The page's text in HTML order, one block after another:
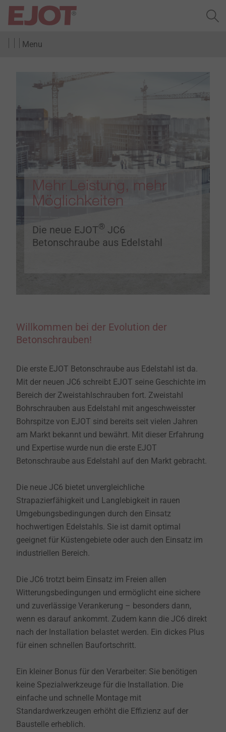
Menu
Mehr Leistung, mehr
Möglichkeiten
Die neue EJOT® JC6
Betonschraube aus Edelstahl
Willkommen bei der Evolution der
Betonschrauben!
Die erste EJOT Betonschraube aus Edelstahl ist da.
Mit der neuen JC6 schreibt EJOT seine Geschichte im
Bereich der Zweistahlschrauben fort. Zweistahl
Bohrschrauben aus Edelstahl mit angeschweisster
Bohrspitze von EJOT sind bereits seit vielen Jahren
am Markt bekannt und bewährt. Mit dieser Erfahrung
und Expertise wurde nun die erste EJOT
Betonschraube aus Edelstahl auf den Markt gebracht.
Die neue JC6 bietet unvergleichliche
Strapazierfähigkeit und Langlebigkeit in rauen
Umgebungsbedingungen durch den Einsatz
hochwertigen Edelstahls. Sie ist damit optimal
geeignet für Küstengebiete oder auch den Einsatz im
industriellen Bereich.
Die JC6 trotzt beim Einsatz im Freien allen
Witterungsbedingungen und ermöglicht eine sichere
und zuverlässige Verankerung – besonders dann,
wenn es darauf ankommt. Zudem kann die JC6 direkt
nach der Installation belastet werden. Ein dickes Plus
für einen schnellen Baufortschritt.
Ein kleiner Bonus für den Verarbeiter: Sie benötigen
keine Spezialwerkzeuge für die Installation. Die
einfache und schnelle Montage mit
Standardwerkzeugen erhöht die Effizienz auf der
Baustelle erheblich.